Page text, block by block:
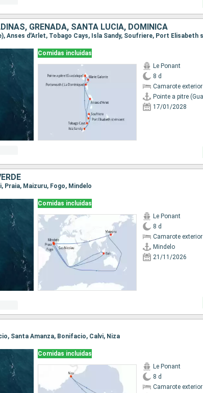
GRENADA, SANTA LUCIA, DOMINICA
Comidas incluidas
Le Ponant
8 d
Camarote exterior
17/01/2028
Praia, Maizuru, Fogo, Mindelo
Comidas incluidas
Le Ponant
8 d
Camarote exterior
Mindelo
21/11/2026
Santa Amanza, Bonifacio, Calvi, Niza
Comidas incluidas
Le Ponant
8 d
Camarote exterior